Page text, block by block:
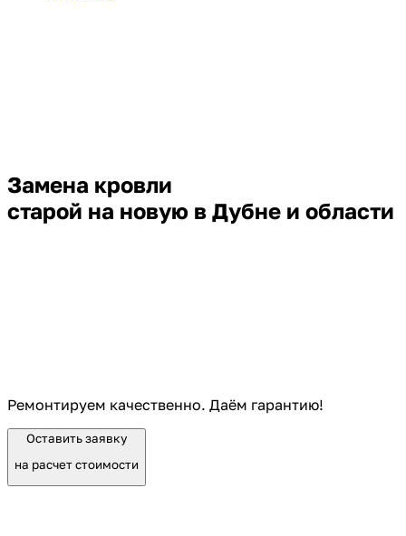
Замена кровли
старой на новую в Дубне и области
Ремонтируем качественно. Даём гарантию!
Оставить заявку
на расчет стоимости